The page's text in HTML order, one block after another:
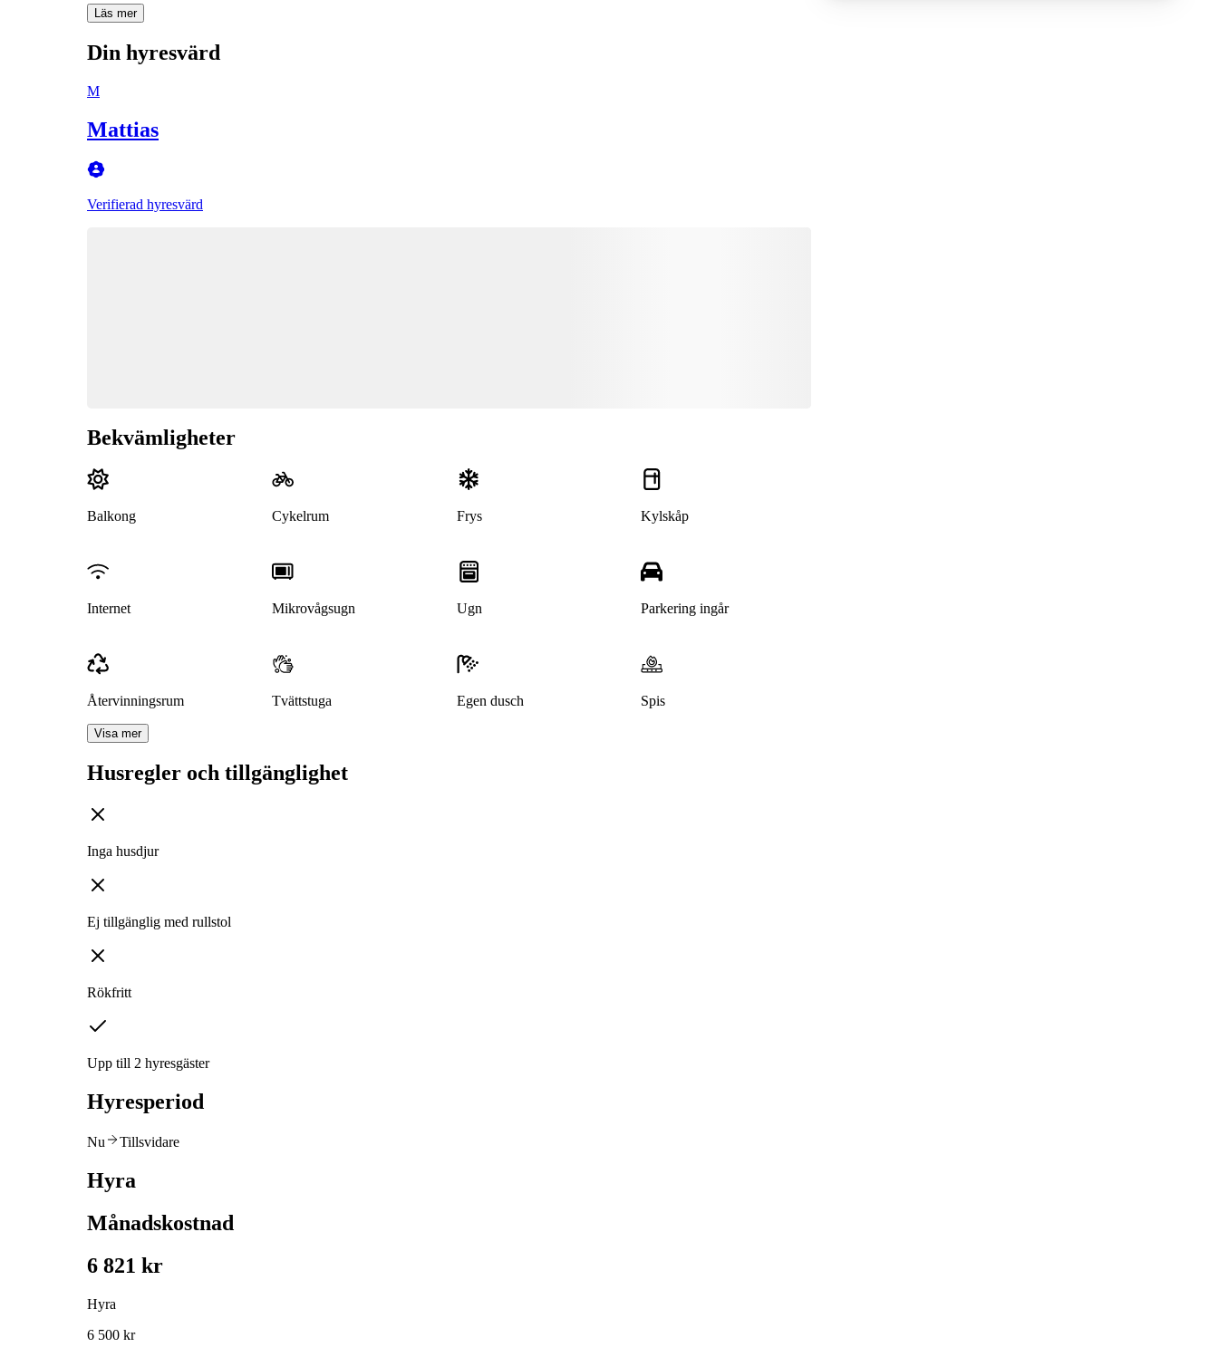
Läs mer
Din hyresvärd
M
Mattias
Verifierad hyresvärd
Bekvämligheter
Balkong Cykelrum Frys Kylskåp
Internet Mikrovågsugn Ugn Parkering ingår
Återvinningsrum Tvättstuga Egen dusch Spis
Visa mer
Husregler och tillgänglighet
Inga husdjur
Ej tillgänglig med rullstol
Rökfritt
Upp till 2 hyresgäster
Hyresperiod
Nu Tillsvidare
Hyra
Månadskostnad
6 821 kr
Hyra
6 500 kr